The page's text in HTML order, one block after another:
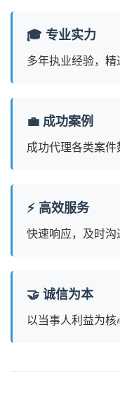
🎓 专业实力
多年执业经验，
💼 成功案例
成功代理各类案
⚡ 高效服务
快速响应，及时
🤝 诚信为本
以当事人利益为